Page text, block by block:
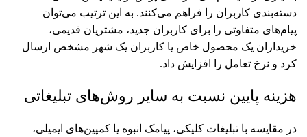
دسته‌بندی کاربران را فراهم می‌کنند. به این ترتیب می‌توان
پیام‌های متفاوتی را برای کاربران جدید، مشتریان قدیمی،
خریداران یک محصول خاص یا کاربران یک شهر مشخص ارسال
کرد و نرخ تعامل را افزایش داد.
هزینه پایین نسبت به سایر روش‌های تبلیغاتی
در مقایسه با تبلیغات کلیکی، پیامک انبوه یا کمپین‌های ایمیلی،